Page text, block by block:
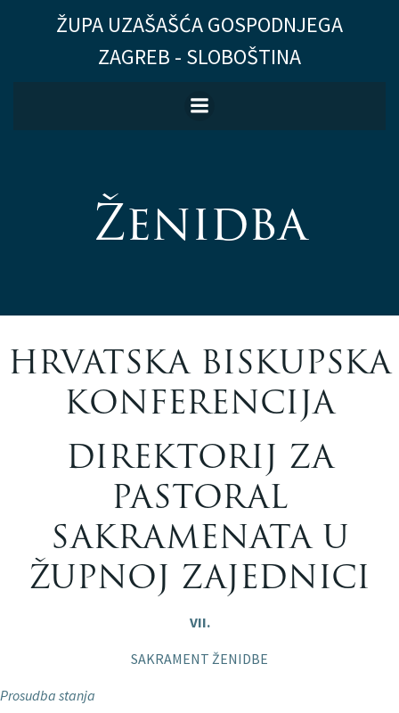
to
content
ŽUPA UZAŠAŠĆA GOSPODNJEGA
ZAGREB - SLOBOŠTINA
Ženidba
HRVATSKA BISKUPSKA
KONFERENCIJA
DIREKTORIJ ZA
PASTORAL
SAKRAMENATA U
ŽUPNOJ ZAJEDNICI
VII.
SAKRAMENT ŽENIDBE
Prosudba stanja